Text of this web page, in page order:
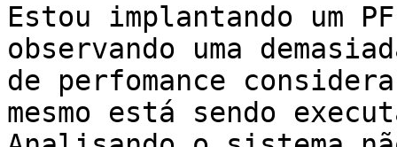
Estou implantando um
observando uma
de perfomance
mesmo está sendo